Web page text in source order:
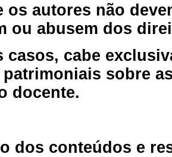
os autores não
ou abusem dos
casos, cabe
sobre
docente.
dos conteúdos e